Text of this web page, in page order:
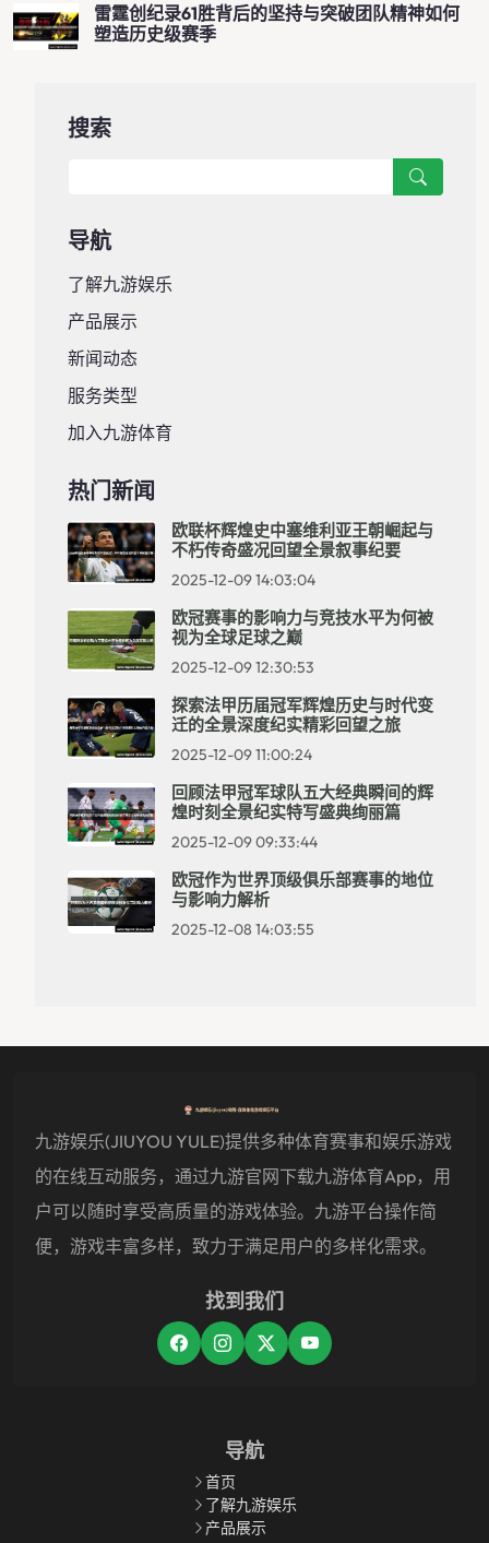
雷霆创纪录61胜背后的坚持与突破团队精神如何
塑造历史级赛季
搜索
导航
了解九游娱乐
产品展示
新闻动态
服务类型
加入九游体育
热门新闻
欧联杯辉煌史中塞维利亚王朝崛起与
不朽传奇盛况回望全景叙事纪要
2025-12-09 14:03:04
欧冠赛事的影响力与竞技水平为何被
视为全球足球之巅
2025-12-09 12:30:53
探索法甲历届冠军辉煌历史与时代变
迁的全景深度纪实精彩回望之旅
2025-12-09 11:00:24
回顾法甲冠军球队五大经典瞬间的辉
煌时刻全景纪实特写盛典绚丽篇
2025-12-09 09:33:44
欧冠作为世界顶级俱乐部赛事的地位
与影响力解析
2025-12-08 14:03:55
九游娱乐(JIUYOU YULE)提供多种体育赛事和娱乐游戏
的在线互动服务，通过九游官网下载九游体育app，用
户可以随时享受高质量的游戏体验。九游平台操作简
便，游戏丰富多样，致力于满足用户的多样化需求。
找到我们
导航
首页
了解九游娱乐
产品展示